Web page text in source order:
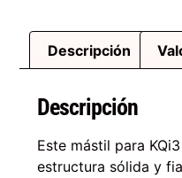
Descripción
Descripción
Este mástil para
estructura sólida y